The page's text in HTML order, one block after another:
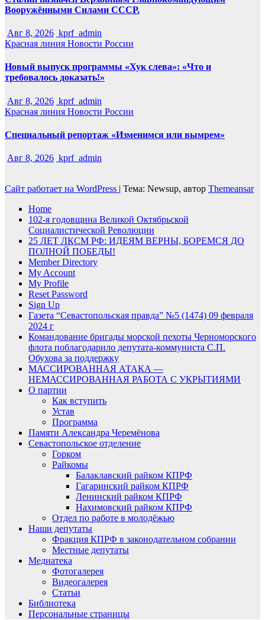
Вооружёнными Силами СССР.
Авг 8, 2026 kprf_admin
Красная линия Новости России
Новый выпуск программы «Хук слева»: «Что и
требовалось доказать!»
Авг 8, 2026 kprf_admin
Красная линия Новости России
Специальный репортаж «Изменимся или вымрем»
Авг 8, 2026 kprf_admin
Сайт работает на WordPress | Тема: Newsup, автор Themeansar
Home
102-я годовщина Великой Октябрьской
Социалистической Революции
25 ЛЕТ ЛКСМ РФ: ИДЕЯМ ВЕРНЫ, БОРЕМСЯ ДО
ПОЛНОЙ ПОБЕДЫ!
Member Directory
My Account
My Profile
Reset Password
Sign Up
Газета “Севастопольская правда” №5 (1474) 09 февраля
2024 г
Командование бригады морской пехоты Черноморского
флота поблагодарило депутата-коммуниста С.П.
Обухова за поддержку
МАССИРОВАННАЯ АТАКА —
НЕМАССИРОВАННАЯ РАБОТА С УКРЫТИЯМИ
О партии
Как вступить
Устав
Программа
Памяти Александра Черемёнова
Севастопольское отделение
Горком
Райкомы
Балаклавский райком КПРФ
Гагаринский райком КПРФ
Ленинский райком КПРФ
Нахимовский райком КПРФ
Отдел по работе в молодёжью
Наши депутаты
Фракция КПРФ в законодательном собрании
Местные депутаты
Медиатека
Фотогалерея
Видеогалерея
Статьи
Библиотека
Персональные страницы